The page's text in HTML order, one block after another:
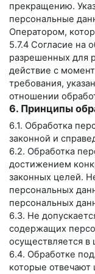
прекращению.
персональные
Оператором,
5.7.4 Согласие на
разрешенных для
действие с
требования,
отношении
6. Принципы
6.1. Обработка
законной и
6.2. Обработка
достижением
законных целей.
персональных
персональных
6.3. Не
содержащих
осуществляется
6.4. Обработке
которые отвечают